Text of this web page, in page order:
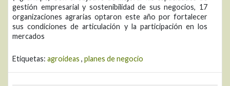
gestión empresarial y sostenibilidad de sus negocios, 17
organizaciones agrarias optaron este año por fortalecer
sus condiciones de articulación y la participación en los
mercados
Etiquetas: agroideas , planes de negocio